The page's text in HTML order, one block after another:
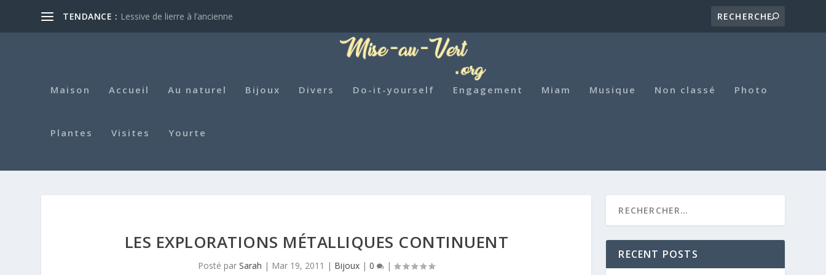
TENDANCE : Lessive de lierre à l’ancienne
Maison Accueil Au naturel Bijoux Divers Do-it-yourself Engagement Miam Musique Non classé Photo
Plantes Visites Yourte
LES EXPLORATIONS MÉTALLIQUES CONTINUENT
Posté parSarah | Mar 19, 2011 | Bijoux |0 |
RECENT POSTS